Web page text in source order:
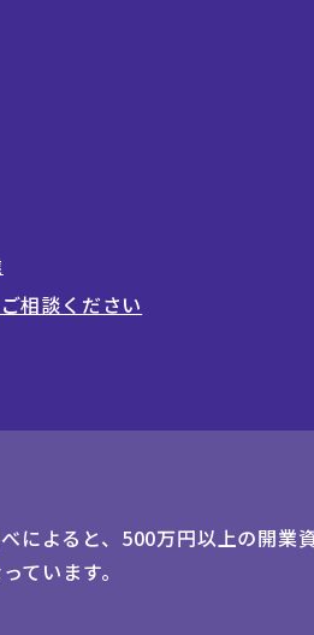
相談ください
によると、500万円以上の開業
ています。